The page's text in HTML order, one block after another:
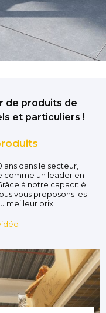
de produits de
et particuliers !
dans le secteur,
comme un leader en
à notre capacitié
vous proposons les
meilleur prix.